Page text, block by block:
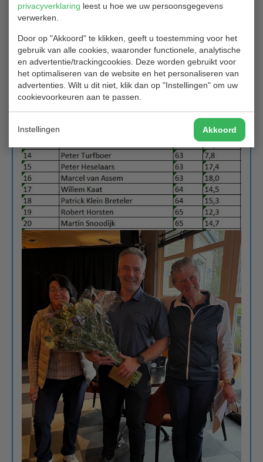
privacyverklaring leest u hoe we uw persoonsgegevens
verwerken.
Door op "Akkoord" te klikken, geeft u toestemming voor het
gebruik van alle cookies, waaronder functionele, analytische
en advertentie/trackingcookies. Deze worden gebruikt voor
het optimaliseren van de website en het personaliseren van
advertenties. Wilt u dit niet, klik dan op "Instellingen" om uw
cookievoorkeuren aan te passen.
Instellingen Akkoord